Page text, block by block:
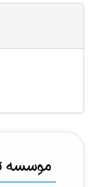
موسسه